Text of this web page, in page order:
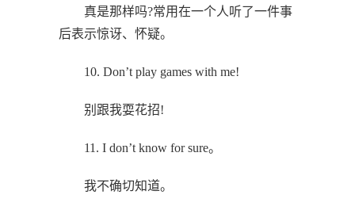
真是那样吗?常用在一个人听了一件事
后表示惊讶、怀疑。
10. Don’t play games with me!
别跟我耍花招!
11. I don’t know for sure。
我不确切知道。